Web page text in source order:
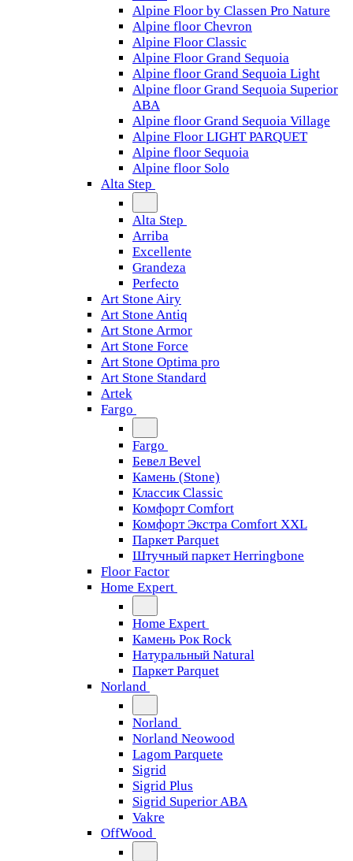
Alpine Floor by Classen Pro Nature
Alpine floor Chevron
Alpine Floor Classic
Alpine Floor Grand Sequoia
Alpine floor Grand Sequoia Light
Alpine floor Grand Sequoia Superior
ABA
Alpine floor Grand Sequoia Village
Alpine Floor LIGHT PARQUET
Alpine floor Sequoia
Alpine floor Solo
Alta Step
Alta Step
Arriba
Excellente
Grandeza
Perfecto
Art Stone Airy
Art Stone Antiq
Art Stone Armor
Art Stone Force
Art Stone Optima pro
Art Stone Standard
Artek
Fargo
Fargo
Бевел Bevel
Камень (Stone)
Классик Classic
Комфорт Comfort
Комфорт Экстра Comfort XXL
Паркет Parquet
Штучный паркет Herringbone
Floor Factor
Home Expert
Home Expert
Камень Рок Rock
Натуральный Natural
Паркет Parquet
Norland
Norland
Norland Neowood
Lagom Parquete
Sigrid
Sigrid Plus
Sigrid Superior ABA
Vakre
OffWood